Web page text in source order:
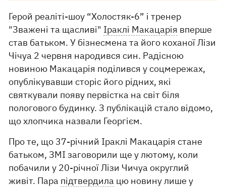
Герой реаліті-шоу “Холостяк-6” і тренер
"Зважені та щасливі" Іраклі Макацарія вперше
став батьком. У бізнесмена та його коханої Лізи
Чічуа 2 червня народився син. Радісною
новиною Макацарія поділився у соцмережах,
опублікувавши сторіс його рідних, які
святкували появу первістка на світ біля
пологового будинку. З публікацій стало відомо,
що хлопчика назвали Георгієм.
Про те, що 37-річний Іраклі Макацарія стане
батьком, ЗМІ заговорили ще у лютому, коли
побачили у 20-річної Лізи Чичуа округлий
живіт. Пара підтвердила цю новину лише у